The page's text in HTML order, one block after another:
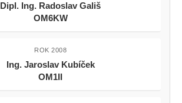
Dipl. Ing. Radoslav Gališ
OM6KW
ROK 2008
Ing. Jaroslav Kubíček
OM1II